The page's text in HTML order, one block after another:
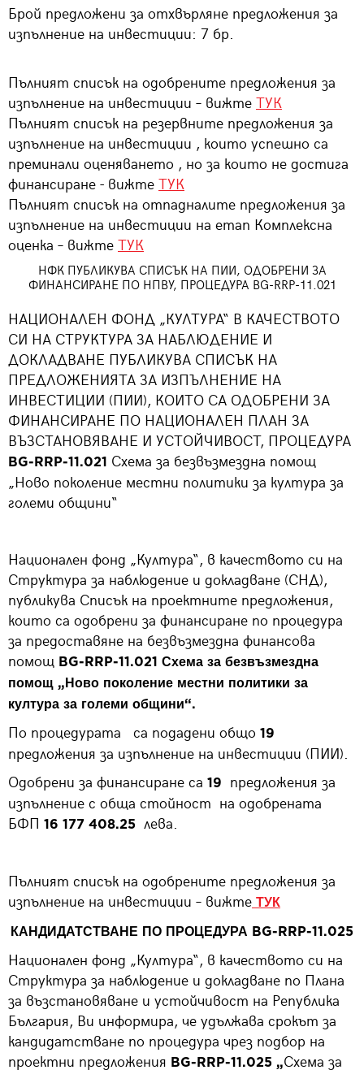
Брой предложени за отхвърляне предложения за
изпълнение на инвестиции: 7 бр.
Пълният списък на одобрените предложения за
изпълнение на инвестиции – вижте ТУК
Пълният списък на резервните предложения за
изпълнение на инвестиции , които успешно са
преминали оценяването , но за които не достига
финансиране - вижте ТУК
Пълният списък на отпадналите предложения за
изпълнение на инвестиции на етап Комплексна
оценка – вижте ТУК
НФК ПУБЛИКУВА СПИСЪК НА ПИИ, ОДОБРЕНИ ЗА
ФИНАНСИРАНЕ ПО НПВУ, ПРОЦЕДУРА BG-RRP-11.021
НАЦИОНАЛЕН ФОНД „КУЛТУРА“ В КАЧЕСТВОТО
СИ НА СТРУКТУРА ЗА НАБЛЮДЕНИЕ И
ДОКЛАДВАНЕ ПУБЛИКУВА СПИСЪК НА
ПРЕДЛОЖЕНИЯТА ЗА ИЗПЪЛНЕНИЕ НА
ИНВЕСТИЦИИ (ПИИ), КОИТО СА ОДОБРЕНИ ЗА
ФИНАНСИРАНЕ ПО НАЦИОНАЛЕН ПЛАН ЗА
ВЪЗСТАНОВЯВАНЕ И УСТОЙЧИВОСТ, ПРОЦЕДУРА
BG-RRP-11.021
Схема за безвъзмездна помощ
„Ново поколение местни политики за култура за
големи общини“
Национален фонд „Култура“, в качеството си на
Структура за наблюдение и докладване (СНД),
публикува Списък на проектните предложения,
които са одобрени за финансиране по процедура
за предоставяне на безвъзмездна финансова
помощ BG-RRP-11.021 Схема за безвъзмездна
помощ „Ново поколение местни политики за
култура за големи общини“.
По процедурата са подадени общо 19
предложения за изпълнение на инвестиции (ПИИ).
Одобрени за финансиране са 19 предложения за
изпълнение с обща стойност на одобрената
БФП 16 177 408.25 лева.
Пълният списък на одобрените предложения за
изпълнение на инвестиции – вижте ТУК
КАНДИДАТСТВАНЕ ПО ПРОЦЕДУРА BG-RRP-11.025
Национален фонд „Култура“, в качеството си на
Структура за наблюдение и докладване по Плана
за възстановяване и устойчивост на Република
България, Ви информира, че удължава срокът за
кандидатстване по процедура чрез подбор на
проектни предложения BG-RRP-11.025 „Схема за